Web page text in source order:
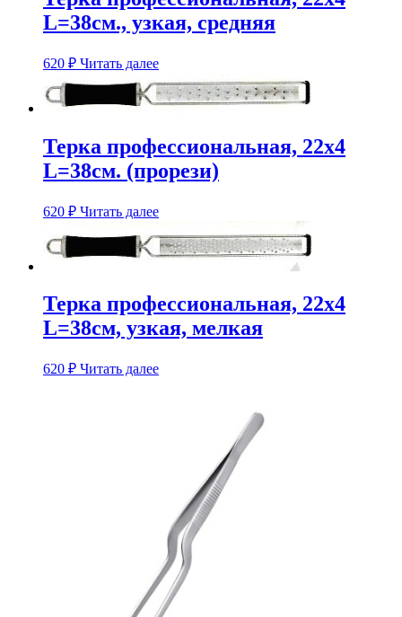
L=38см., узкая, средняя
620 ₽ Читать далее
Терка профессиональная, 22х4
L=38см. (прорези)
620 ₽ Читать далее
Терка профессиональная, 22х4
L=38см, узкая, мелкая
620 ₽ Читать далее